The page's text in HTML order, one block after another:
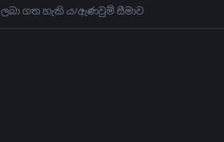
ලබා ගත හැකි ය/ඇණවුම් සීමාව